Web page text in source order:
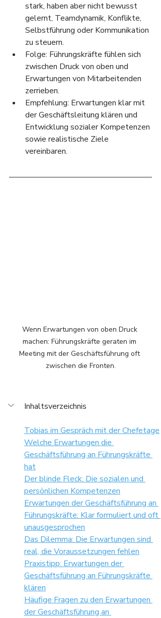
stark, haben aber nicht bewusst
gelernt, Teamdynamik, Konflikte,
Selbstführung oder Kommunikation
zu steuern.
Folge: Führungskräfte fühlen sich
zwischen Druck von oben und
Erwartungen von Mitarbeitenden
zerrieben.
Empfehlung: Erwartungen klar mit
der Geschäftsleitung klären und
Entwicklung sozialer Kompetenzen
sowie realistische Ziele
vereinbaren.
Wenn Erwartungen von oben Druck
machen: Führungskräfte geraten im
Meeting mit der Geschäftsführung oft
zwischen die Fronten.
Inhaltsverzeichnis
Tobias im Gespräch mit der Chefetage
Welche Erwartungen die
Geschäftsführung an Führungskräfte
hat
Der blinde Fleck: Die sozialen und
persönlichen Kompetenzen
Erwartungen der Geschäftsführung an
Führungskräfte: Klar formuliert und oft
unausgesprochen
Das Dilemma: Die Erwartungen sind
real, die Voraussetzungen fehlen
Praxistipp: Erwartungen der
Geschäftsführung an Führungskräfte
klären
Häufige Fragen zu den Erwartungen
der Geschäftsführung an